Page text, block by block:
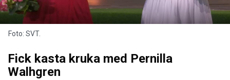
Foto: SVT.
Fick kasta kruka med Pernilla
Walhgren